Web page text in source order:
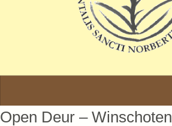
Open Deur – Winschoten